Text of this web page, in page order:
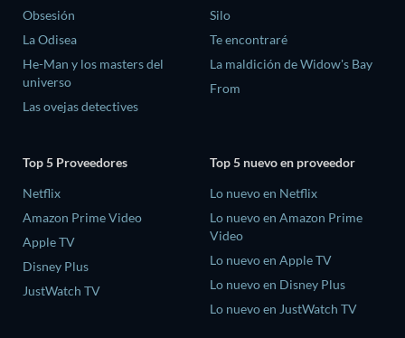
Obsesión
La Odisea
He-Man y los masters del
universo
Las ovejas detectives
Silo
Te encontraré
La maldición de Widow's Bay
From
Top 5 Proveedores
Netflix
Amazon Prime Video
Apple TV
Disney Plus
JustWatch TV
Top 5 nuevo en proveedor
Lo nuevo en Netflix
Lo nuevo en Amazon Prime
Video
Lo nuevo en Apple TV
Lo nuevo en Disney Plus
Lo nuevo en JustWatch TV